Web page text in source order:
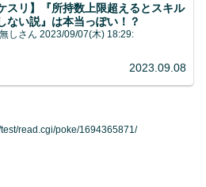
スリ】『所持数上限超えるとスキル
ない説』は本当っぽい！？
しさん 2023/09/07(木) 18:29:
2023.09.08
read.cgi/poke/1694365871/